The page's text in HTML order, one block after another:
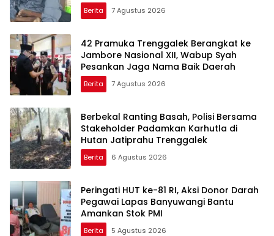
Berita 7 Agustus 2026
42 Pramuka Trenggalek Berangkat ke
Jambore Nasional XII, Wabup Syah
Pesankan Jaga Nama Baik Daerah
Berita 7 Agustus 2026
Berbekal Ranting Basah, Polisi Bersama
Stakeholder Padamkan Karhutla di
Hutan Jatiprahu Trenggalek
Berita 6 Agustus 2026
Peringati HUT ke-81 RI, Aksi Donor Darah
Pegawai Lapas Banyuwangi Bantu
Amankan Stok PMI
Berita 5 Agustus 2026